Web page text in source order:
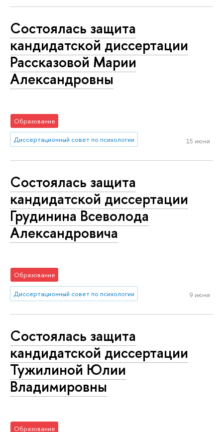
Состоялась защита
кандидатской диссертации
Рассказовой Марии
Александровны
Образование
Диссертационный совет по психологии 15 июня
Состоялась защита
кандидатской диссертации
Грудинина Всеволода
Александровича
Образование
Диссертационный совет по психологии 9 июня
Состоялась защита
кандидатской диссертации
Тужилиной Юлии
Владимировны
Образование